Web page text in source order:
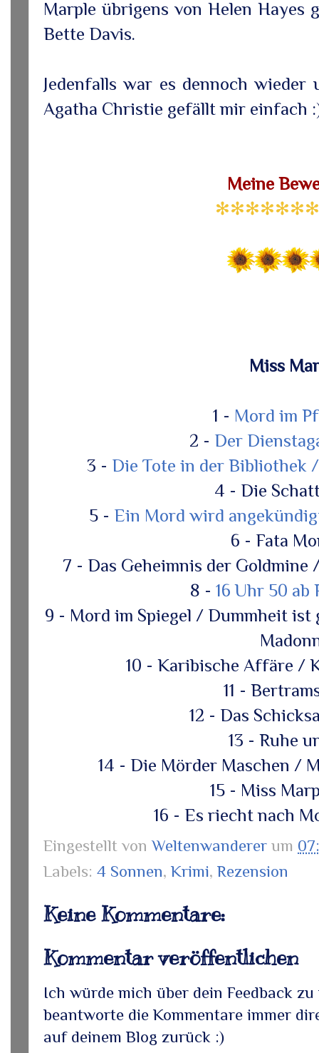
Marple übrigens von Helen Hayes
Bette Davis.
Jedenfalls war es dennoch
Agatha Christie gefällt mir einfach
Meine
Miss
1 - Mord im
2 -Der
3 -Die Tote in der Bibliothek
4 - Die
5 - Ein Mord wird
6 - Fata
7 - Das Geheimnis der Goldmine
8 - 16 Uhr 50 ab
9 - Mord im Spiegel / Dummheit
10 - Karibische Affäre /
11 -
12 - Das
13 - Ruhe
14 - Die Mörder Maschen /
15 - Miss
16 - Es riecht nach
Eingestellt vonWeltenwanderer um
Labels: 4 Sonnen, Krimi, Rezension
Keine Kommentare:
Kommentar veröffentlichen
Ich würde mich über dein Feedback
beantworte die Kommentare immer
auf deinem Blog zurück :)